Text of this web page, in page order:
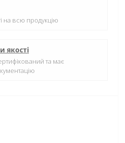
на всю продукцію
якості
та має